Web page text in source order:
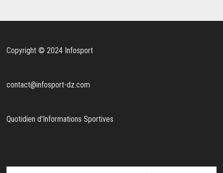
Copyright © 2024 Infosport
contact@infosport-dz.com
Quotidien d'Informations Sportives